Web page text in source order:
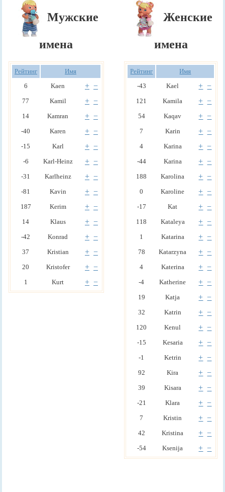
Мужские
имена
Рейтинг
Имя
6
Kaen + −
77 Kamil + −
14 Kamran + −
-40 Karen + −
-15 Karl + −
-6 Karl-Heinz + −
-31 Karlheinz + −
-81 Kavin + −
187 Kerim + −
14 Klaus + −
-42 Konrad + −
37 Kristian + −
20 Kristofer + −
1 Kurt + −
Женские
имена
Рейтинг
Имя
-43
Kael + −
121 Kamila + −
54 Kaqav + −
7 Karin + −
4 Karina + −
-44 Karina + −
188 Karolina + −
0 Karoline + −
-17 Kat + −
118 Kataleya + −
1 Katarina + −
78 Katarzyna + −
4 Katerina + −
-4 Katherine + −
19 Katja + −
32 Katrin + −
120 Kenul + −
-15 Kesaria + −
-1 Ketrin + −
92 Kira + −
39 Kisara + −
-21 Klara + −
7 Kristin + −
42 Kristina + −
-54 Ksenija + −